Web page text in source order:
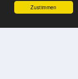
Zustimmen